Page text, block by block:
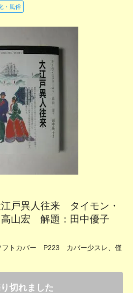
・風俗
戸異人往来 タイモン・
山宏 解題：田中優子
トカバー P223 カバー少スレ、僅
切れました